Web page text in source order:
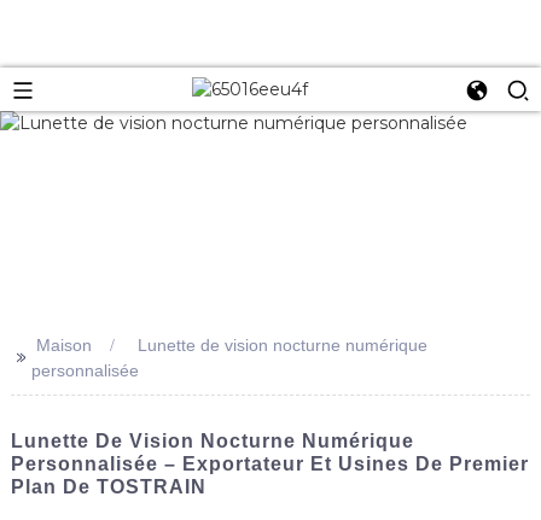
>> Maison
Lunette de vision nocturne numérique
personnalisée
Lunette De Vision Nocturne Numérique
Personnalisée – Exportateur Et Usines De Premier
Plan De TOSTRAIN